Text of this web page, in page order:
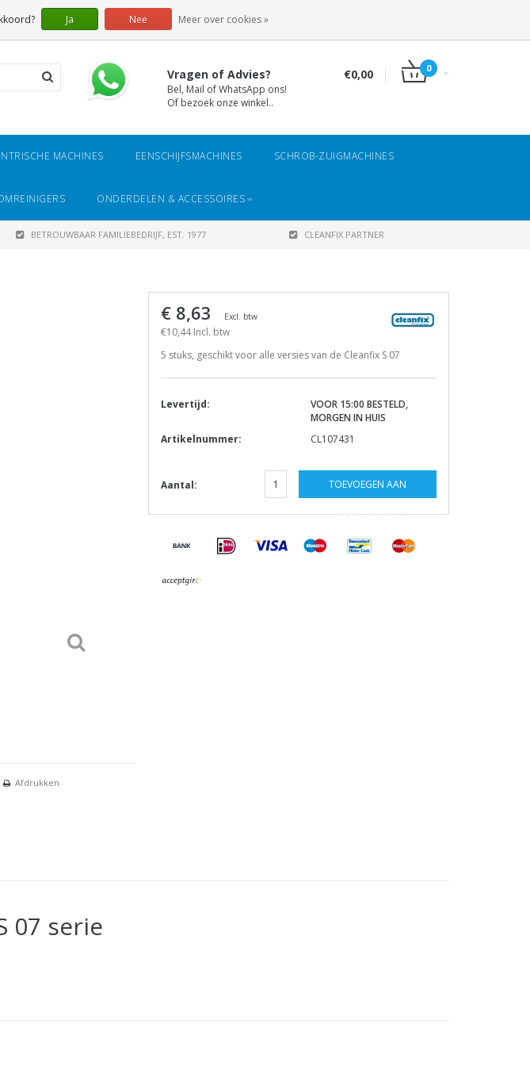
Vragen of Advies?
Bel, Mail of WhatsApp ons!
Of bezoek onze winkel..
€0,00 0
MACHINES EENSCHIJFSMACHINES SCHROB-ZUIGMACHINES
ONDERDELEN & ACCESSOIRES
BETROUWBAAR FAMILIEBEDRIJF, EST. 1977 CLEANFIX PARTNER
Afdrukken
€ 8,63 Excl. btw
€10,44 Incl. btw
5 stuks, geschikt voor alle versies van de Cleanfix S 07
Levertijd:
VOOR 15:00 BESTELD,
MORGEN IN HUIS
Artikelnummer:
CL107431
Aantal: TOEVOEGEN AAN
WINKELWAGEN
07 serie
Ja Nee Meer over cookies »